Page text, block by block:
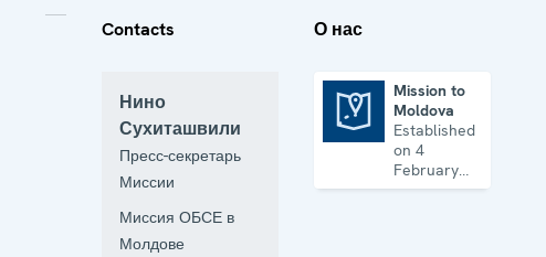
Contacts
Нино
Сухиташвили
Пресс-секретарь
Миссии
Миссия ОБСЕ в
Молдове
О нас
Mission to
Moldova
Established
on 4
February
1993 to